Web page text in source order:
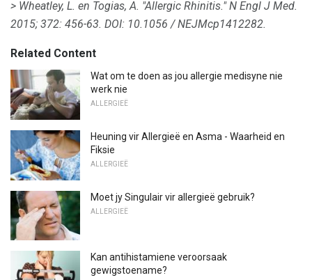
> Wheatley, L. en Togias, A. "Allergic Rhinitis." N Engl J Med.
2015; 372: 456-63. DOI: 10.1056 / NEJMcp1412282.
Related Content
Wat om te doen as jou allergie medisyne nie
werk nie
ALLERGIEË
Heuning vir Allergieë en Asma - Waarheid en
Fiksie
ALLERGIEË
Moet jy Singulair vir allergieë gebruik?
ALLERGIEË
Kan antihistamiene veroorsaak
gewigstoename?